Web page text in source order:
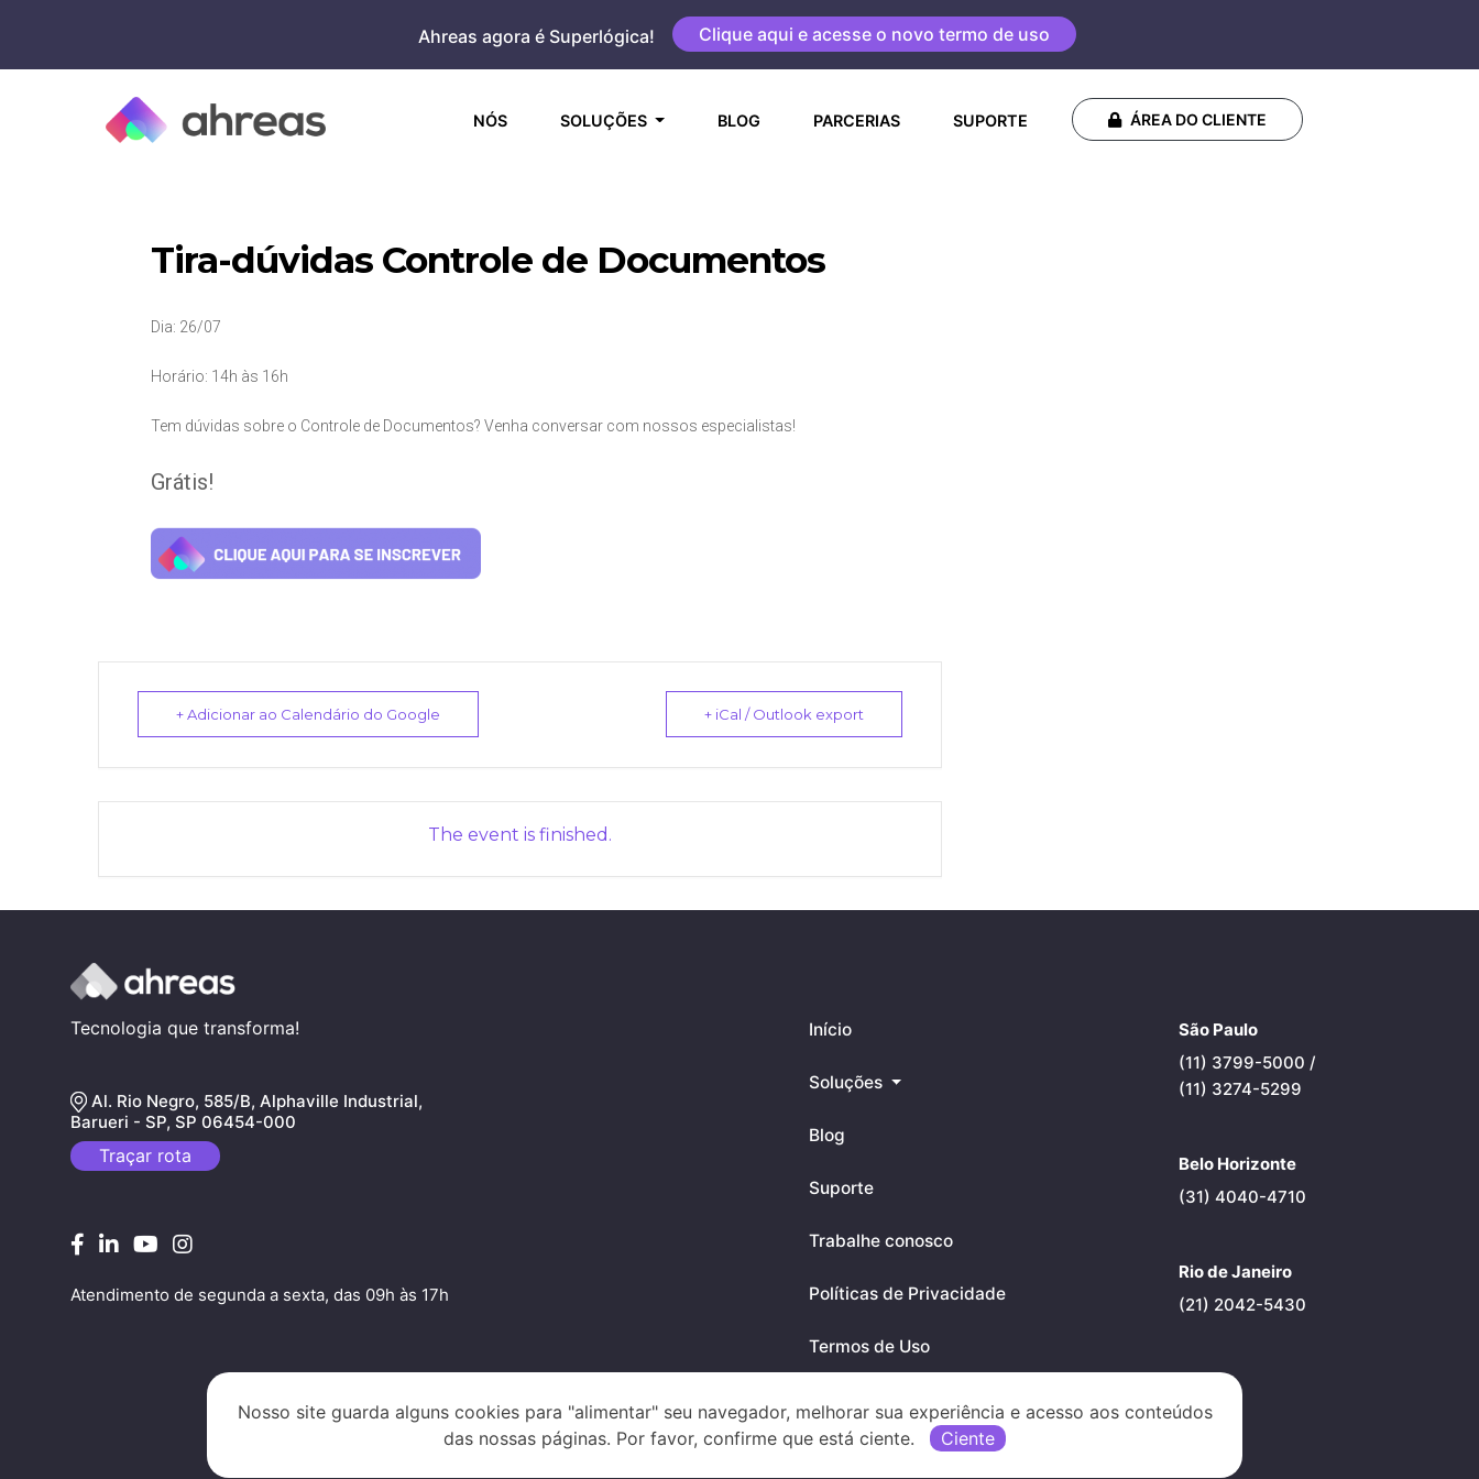
content
Ahreas agora é Superlógica! Clique aqui e acesse o novo termo de uso
NÓS(CURRENT)SOLUÇÕES BLOG PARCERIAS SUPORTE ÁREA DO CLIENTE
Nosso site guarda alguns cookies para "alimentar" seu navegador, melhorar sua experiência e acesso aos conteúdos
das nossas páginas. Por favor, confirme que está ciente.
Ciente
Tira-dúvidas Controle de Documentos
Dia: 26/07
Horário: 14h às 16h
Tem dúvidas sobre o Controle de Documentos? Venha conversar com nossos especialistas!
Grátis!
+ Adicionar ao Calendário do Google + iCal / Outlook export
The event is finished.
Tecnologia que transforma!
Al. Rio Negro, 585/B, Alphaville Industrial,
Barueri - SP, SP 06454-000
Traçar rota
Atendimento de segunda a sexta, das 09h às 17h
Início
Soluções
Blog
Suporte
Trabalhe conosco
Políticas de Privacidade
Termos de Uso
Downloads
São Paulo
(11) 3799-5000 /
(11) 3274-5299
Belo Horizonte
(31) 4040-4710
Rio de Janeiro
(21) 2042-5430